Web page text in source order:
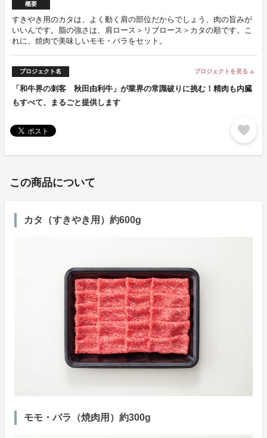
概要
すきやき用のカタは、よく動く肩の部位だからでしょう、肉の旨みが
いいんです。脂の強さは、肩ロース＞リブロース＞カタの順です。こ
れに、焼肉で美味しいモモ・バラをセット。
プロジェクト名 プロジェクトを見る arrow_forward
「和牛界の刺客 秋田由利牛」が業界の常識破りに挑む！精肉も内臓
もすべて、まるごと提供します
favorite
この商品について
カタ（すきやき用）約600g
モモ・バラ（焼肉用）約300g